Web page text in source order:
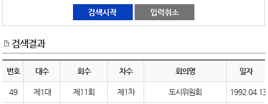
검색결과
번호 대수 회수 차수 회의명 일자
49 제1대 제11회 제1차 도시위원회 1992.04.13